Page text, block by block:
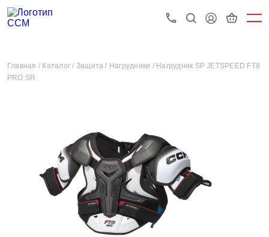
Главная / Каталог / Защита / Нагрудники / Нагрудник SP JETSPEED FT8
PRO SR